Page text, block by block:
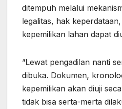
ditempuh melalui
legalitas, hak
kepemilikan lahan dapat
“Lewat pengadilan nanti
dibuka. Dokumen,
kepemilikan akan diuji
tidak bisa serta-merta